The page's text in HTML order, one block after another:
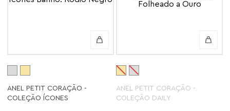
ANEL PETIT CORAÇÃO -
COLEÇÃO ÍCONES
ANEL PETIT CORAÇÃO -
COLEÇÃO DAILY